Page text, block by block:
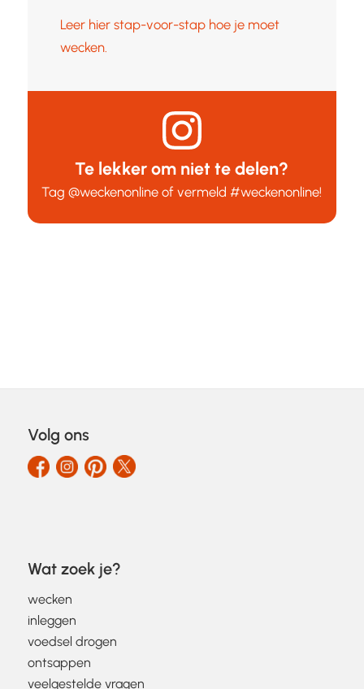
Leer hier stap-voor-stap hoe je moet
wecken.
Te lekker om niet te delen?
Tag@weckenonline of vermeld#weckenonline!
Volg ons
Wat zoek je?
wecken
inleggen
voedsel drogen
ontsappen
veelgestelde vragen